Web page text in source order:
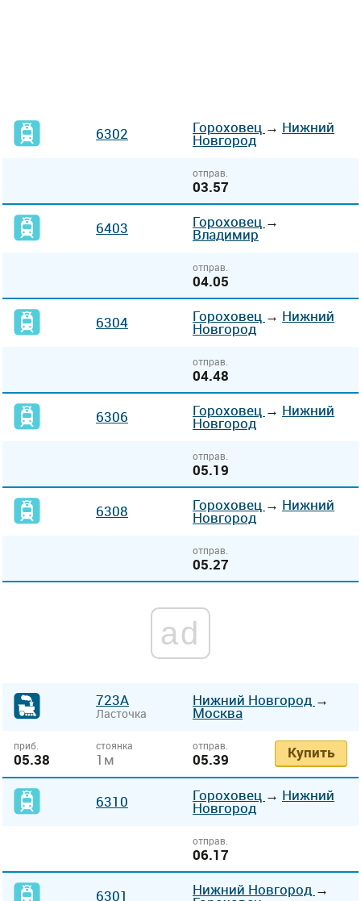
6302 Гороховец → Нижний
Новгород
отправ.
03.57
6403 Гороховец →
Владимир
отправ.
04.05
6304 Гороховец → Нижний
Новгород
отправ.
04.48
6306 Гороховец → Нижний
Новгород
отправ.
05.19
6308 Гороховец → Нижний
Новгород
отправ.
05.27
ad
723А
Ласточка
Нижний Новгород →
Москва
приб.
05.38
стоянка
1м
отправ.
05.39 Купить
6310 Гороховец → Нижний
Новгород
отправ.
06.17
6301 Нижний Новгород →